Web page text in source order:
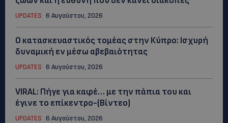
UPDATES 6 Αυγούστου, 2026
Ο κατασκευαστικός τομέας στην Κύπρο: Ισχυρή
δυναμική εν μέσω αβεβαιότητας
UPDATES 6 Αυγούστου, 2026
VIRAL: Πήγε για καφέ… με την πάπια του και
έγινε το επίκεντρο-(Βίντεο)
UPDATES 6 Αυγούστου, 2026